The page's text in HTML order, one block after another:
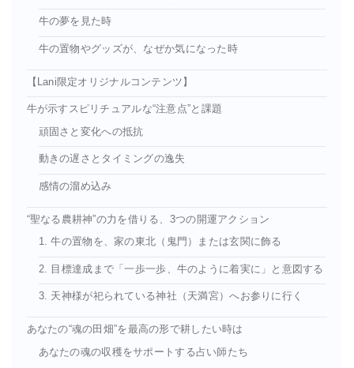
牛の夢を見た時
牛の置物やグッズが、なぜか気になった時
【Lani限定オリジナルコンテンツ】
牛が示すスピリチュアルな“注意点”と課題
頑固さと変化への抵抗
動きの遅さとタイミングの逸失
感情の溜め込み
“聖なる農耕神”の力を借りる、3つの開運アクション
1. 牛の置物を、家の東北（鬼門）または玄関に飾る
2. 目標達成まで「一歩一歩、牛のように着実に」と意図する
3. 天神様が祀られている神社（天満宮）へお参りに行く
あなたの“魂の田畑”を最高の形で耕したい時は
あなたの魂の収穫をサポートする占い師たち